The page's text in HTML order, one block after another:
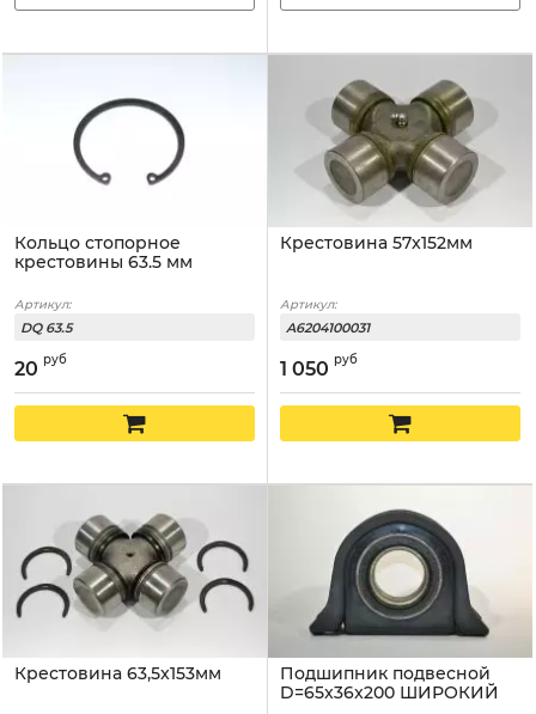
Кольцо стопорное
крестовины 63.5 мм
Артикул:
DQ 63.5
20 руб
Крестовина 57x152мм
Артикул:
A6204100031
1 050 руб
Крестовина 63,5x153мм
Подшипник подвесной
D=65x36x200 ШИРОКИЙ